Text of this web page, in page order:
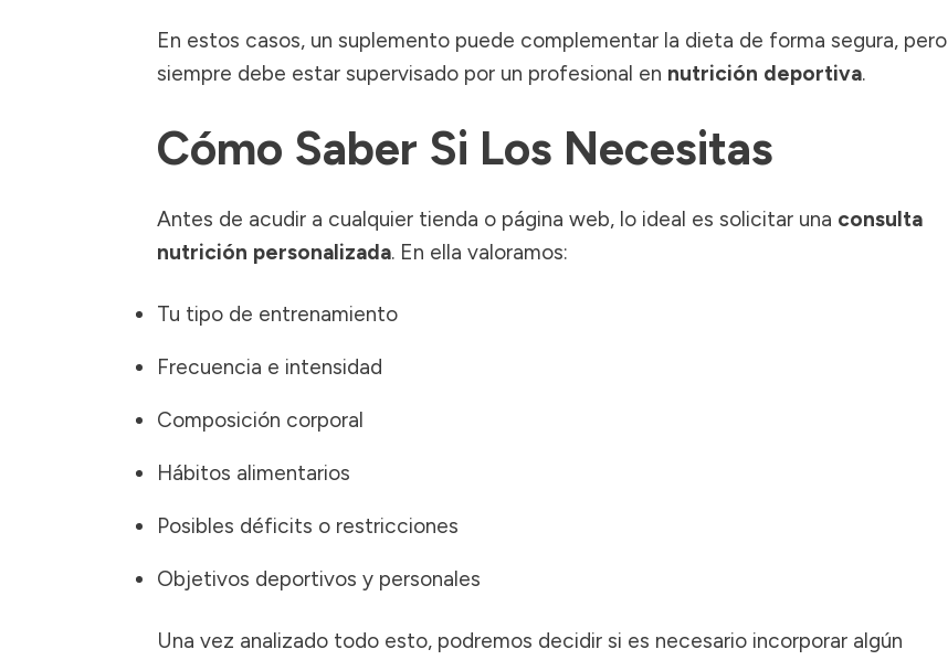
En estos casos, un suplemento puede complementar la dieta de forma segura, pero
siempre debe estar supervisado por un profesional en nutrición deportiva.
Cómo Saber Si Los Necesitas
Antes de acudir a cualquier tienda o página web, lo ideal es solicitar una consulta
nutrición personalizada. En ella valoramos:
Tu tipo de entrenamiento
Frecuencia e intensidad
Composición corporal
Hábitos alimentarios
Posibles déficits o restricciones
Objetivos deportivos y personales
Una vez analizado todo esto, podremos decidir si es necesario incorporar algún